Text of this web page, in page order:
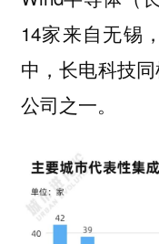
14家来自无锡
中，长电科技
公司之一。